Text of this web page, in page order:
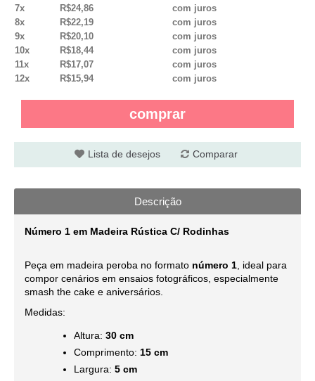
7x
R$24,86
com juros
8x
R$22,19
com juros
9x
R$20,10
com juros
10x
R$18,44
com juros
11x
R$17,07
com juros
12x
R$15,94 com juros
comprar
Lista de desejos Comparar
Descrição
Número 1 em Madeira Rústica C/ Rodinhas
Peça em madeira peroba no formato número 1 , ideal para
compor cenários em ensaios fotográficos, especialmente
smash the cake e aniversários.
Medidas:
Altura: 30 cm
Comprimento: 15 cm
Largura: 5 cm